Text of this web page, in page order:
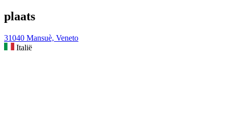
plaats
31040 Mansuè, Veneto
Italië